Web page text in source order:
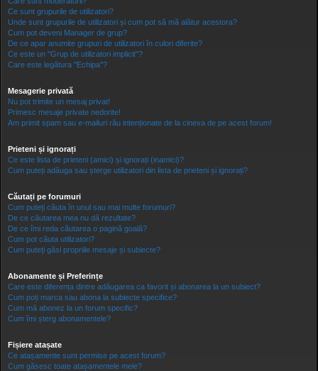
Ce sunt grupurile de utilizatori?
Unde sunt grupurile de utilizatori și cum pot să mă alătur acestora?
Cum pot deveni Manager de grup?
De ce apar anumite grupuri de utilizatori în culori diferite?
Ce este un "Grup de utilizatori implicit"?
Care este legătura "Echipa"?
Mesagerie privată
Nu pot trimite un mesaj privat!
Primesc mesaje private nedorite!
Am primit spam sau e-mailuri rău intenționate de la cineva de pe acest forum!
Prieteni și ignorați
Ce este lista de prieteni (amici) și ignorați (inamici)?
Cum puteți adăuga sau șterge utilizatori din lista de prieteni și ignorați?
Căutați pe forumuri
Cum puteți căuta în unul sau mai multe forumuri?
De ce căutarea mea nu dă rezultate?
De ce îmi reda căutarea o pagină goală?
Cum pot căuta utilizatori?
Cum puteți găsi propriile mesaje și subiecte?
Abonamente și Preferințe
Care este diferența dintre adăugarea ca favorit și abonarea la un subiect?
Cum poți marca sau abona la subiecte specifice?
Cum mă abonez la un forum specific?
Cum îmi șterg abonamentele?
Fișiere atașate
Ce atașamente sunt permise pe acest forum?
Cum găsesc toate atașamentele mele?